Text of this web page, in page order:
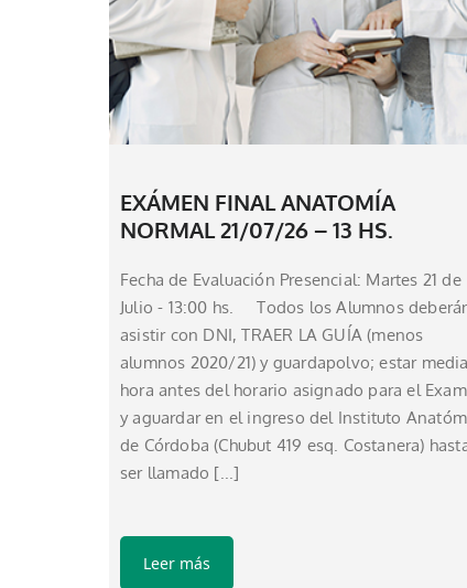
EXÁMEN FINAL ANATOMÍA
NORMAL 21/07/26 – 13 HS.
Fecha de Evaluación Presencial: Martes 21 de
Julio - 13:00 hs. Todos los Alumnos
asistir con DNI, TRAER LA GUÍA (menos
alumnos 2020/21) y guardapolvo; estar media
hora antes del horario asignado para el
y aguardar en el ingreso del Instituto
de Córdoba (Chubut 419 esq. Costanera)
ser llamado [...]
Leer más